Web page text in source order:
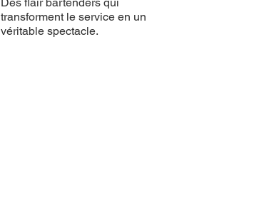
Des flair bartenders qui
transforment le service en un
véritable spectacle.